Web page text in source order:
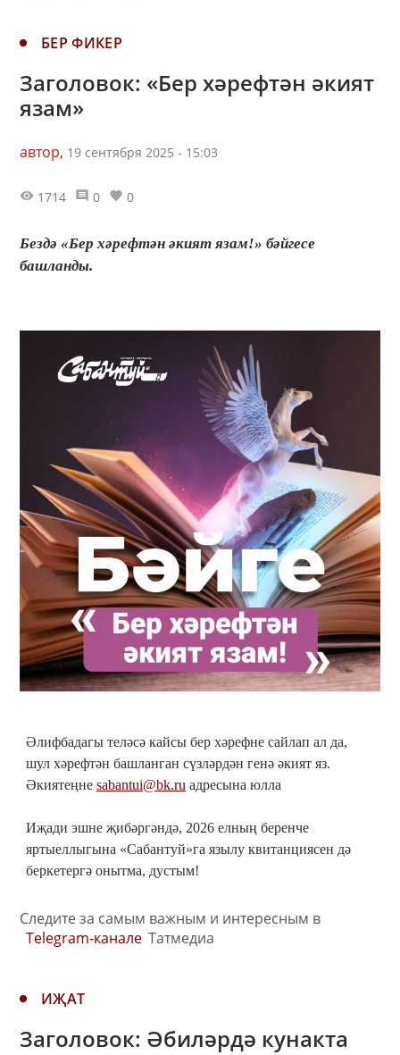
БЕР ФИКЕР
Заголовок: «Бер хәрефтән әкият
язам»
автор, 19 сентября 2025 - 15:03
1714 0 0
Бездә «Бер хәрефтән әкият язам!» бәйгесе
башланды.
Әлифбадагы теләсә кайсы бер хәрефне сайлап ал да,
шул хәрефтән башланган сүзләрдән генә әкият яз.
Әкиятеңне sabantui@bk.ru адресына юлла
Иҗади эшне җибәргәндә, 2026 елның беренче
яртыеллыгына «Сабантуй»га язылу квитанциясен дә
беркетергә онытма, дустым!
Следите за самым важным и интересным в
Telegram-канале Татмедиа
ИҖАТ
Заголовок: Әбиләрдә кунакта